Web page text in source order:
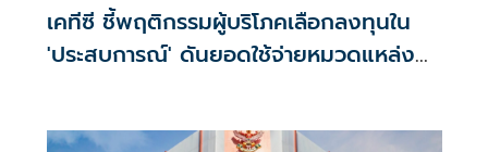
เคทีซี ชี้พฤติกรรมผู้บริโภคเลือกลงทุนใน
'ประสบการณ์' ดันยอดใช้จ่ายหมวดแหล่ง